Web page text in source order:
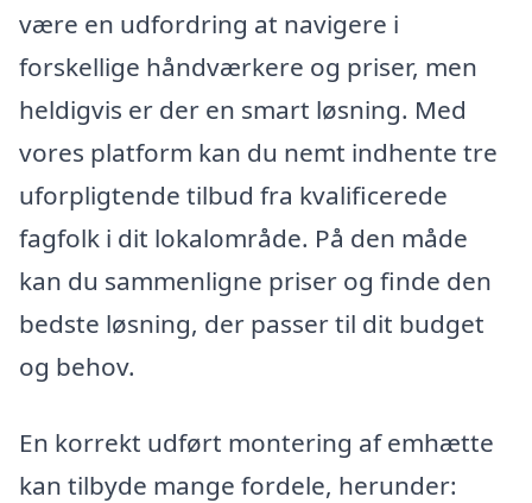
være en udfordring at navigere i
forskellige håndværkere og priser, men
heldigvis er der en smart løsning. Med
vores platform kan du nemt indhente tre
uforpligtende tilbud fra kvalificerede
fagfolk i dit lokalområde. På den måde
kan du sammenligne priser og finde den
bedste løsning, der passer til dit budget
og behov.
En korrekt udført montering af emhætte
kan tilbyde mange fordele, herunder: